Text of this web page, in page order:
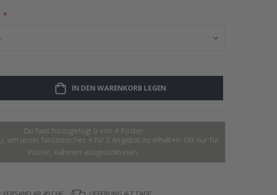
IN DEN WARENKORB LEGEN
Du hast hinzugefügt 0 von 4 Poster
um unser fantastisches 4 für 2 Angebot zu erhalten. Gilt nur für
Poster, Rahmen ausgeschlossen.